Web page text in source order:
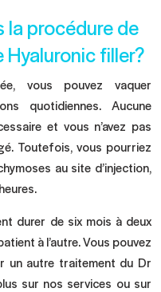
la procédure de
filler?
vous pouvez vaquer
quotidiennes. Aucune
et vous n’avez pas
Toutefois, vous pourriez
au site d’injection,
durer de six mois à deux
à l’autre. Vous pouvez
un autre traitement du Dr
sur nos services ou sur